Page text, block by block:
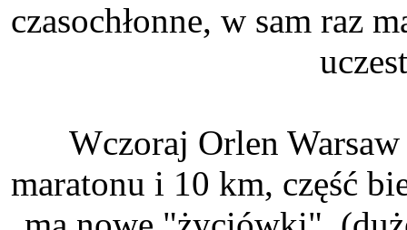
czasochłonne, w sam raz
Wczoraj Orlen
maratonu i 10 km, część